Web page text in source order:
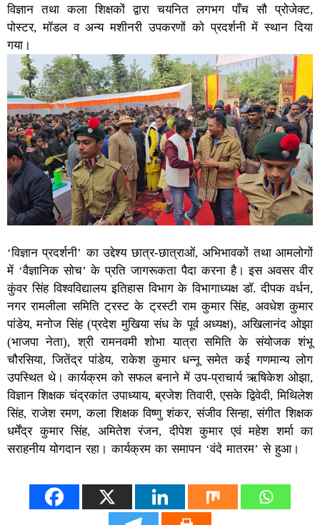
विज्ञान तथा कला शिक्षकों द्वारा चयनित लगभग पाँच सौ प्रोजेक्ट,
पोस्टर, मॉडल व अन्य मशीनरी उपकरणों को प्रदर्शनी में स्थान दिया
गया।
‘विज्ञान प्रदर्शनी’ का उद्देश्य छात्र-छात्राओं, अभिभावकों तथा आमलोगों
में ‘वैज्ञानिक सोच’ के प्रति जागरूकता पैदा करना है। इस अवसर वीर
कुंवर सिंह विश्वविद्यालय इतिहास विभाग के विभागाध्यक्ष डॉ. दीपक वर्धन,
नगर रामलीला समिति ट्रस्ट के ट्रस्टी राम कुमार सिंह, अवधेश कुमार
पांडेय, मनोज सिंह (प्रदेश मुखिया संध के पूर्व अध्यक्ष), अखिलानंद ओझा
(भाजपा नेता), श्री रामनवमी शोभा यात्रा समिति के संयोजक शंभू
चौरसिया, जितेंद्र पांडेय, राकेश कुमार धन्नू समेत कई गणमान्य लोग
उपस्थित थे। कार्यक्रम को सफल बनाने में उप-प्राचार्य ऋषिकेश ओझा,
विज्ञान शिक्षक चंद्रकांत उपाध्याय, ब्रजेश तिवारी, एसके द्विवेदी, मिथिलेश
सिंह, राजेश रमण, कला शिक्षक विष्णु शंकर, संजीव सिन्हा, संगीत शिक्षक
धर्मेंद्र कुमार सिंह, अमितेश रंजन, दीपेश कुमार एवं महेश शर्मा का
सराहनीय योगदान रहा। कार्यक्रम का समापन ‘वंदे मातरम’ से हुआ।